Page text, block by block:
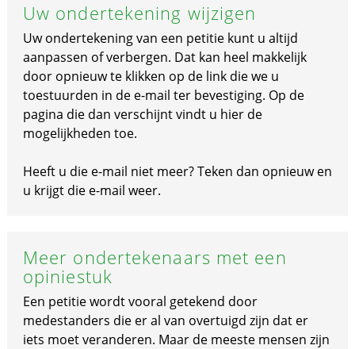
Uw ondertekening wijzigen
Uw ondertekening van een petitie kunt u altijd
aanpassen of verbergen. Dat kan heel makkelijk
door opnieuw te klikken op de link die we u
toestuurden in de e-mail ter bevestiging. Op de
pagina die dan verschijnt vindt u hier de
mogelijkheden toe.
Heeft u die e-mail niet meer? Teken dan opnieuw en
u krijgt die e-mail weer.
Meer ondertekenaars met een
opiniestuk
Een petitie wordt vooral getekend door
medestanders die er al van overtuigd zijn dat er
iets moet veranderen. Maar de meeste mensen zijn